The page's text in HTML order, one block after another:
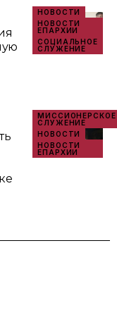
НОВОСТИ
НОВОСТИ
ЕПАРХИИ
СОЦИАЛЬНОЕ
СЛУЖЕНИЕ
МИССИОНЕРСКОЕ
СЛУЖЕНИЕ
НОВОСТИ
НОВОСТИ
ЕПАРХИИ